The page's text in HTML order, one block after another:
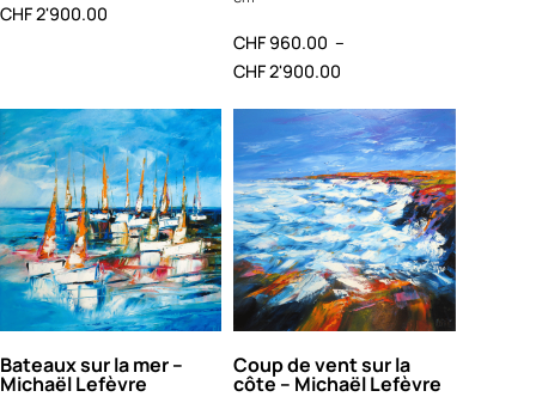
CHF2'900.00
CHF 960.00 –
CHF2'900.00
Bateaux sur la mer –
Michaël Lefèvre
Coup de vent sur la
côte – Michaël Lefèvre